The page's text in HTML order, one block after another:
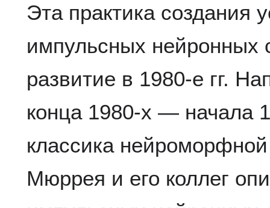
Эта практика создания
импульсных нейронных
развитие в 1980-е гг.
конца 1980-х — начала
классика
Мюррея и его коллег